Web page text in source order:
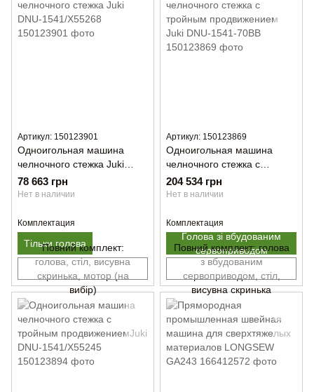
Артикул: 150123901
Одноигольная машина
челночного стежка Juki
DNU-1541/X55268
78 663 грн
Нет в наличии
Комплектация
Тільки голова
Повний комплект:
голова, стіл, висувна
скринька, мотор (на
вибір)
Артикул: 150123869
Одноигольная машина
челночного стежка с
тройным продвижением
Juki DNU-1541-70BB
204 534 грн
Нет в наличии
Комплектация
Голова зі вбудованим
сервоприводом
Повний комплект: голова
з вбудованим
сервоприводом, стіл,
висувна скринька